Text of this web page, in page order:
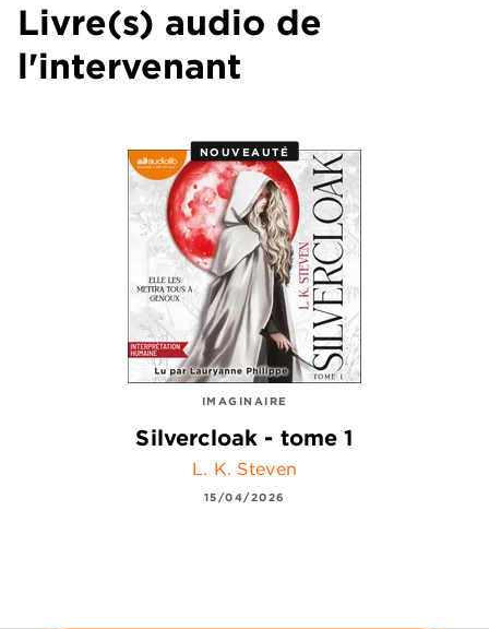
Livre(s) audio de
l'intervenant
NOUVEAUTÉ
IMAGINAIRE
Silvercloak - tome 1
L. K. Steven
15/04/2026